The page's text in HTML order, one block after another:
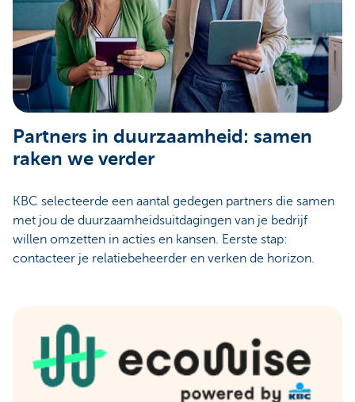
Partners in duurzaamheid: samen
raken we verder
KBC selecteerde een aantal gedegen partners die samen
met jou de duurzaamheidsuitdagingen van je bedrijf
willen omzetten in acties en kansen. Eerste stap:
contacteer je relatiebeheerder en verken de horizon.